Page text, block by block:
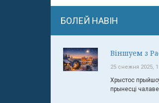
БОЛЕЙ НАВІН
Віншуем з
25 снежня 2025,
Хрыстос
прынесці